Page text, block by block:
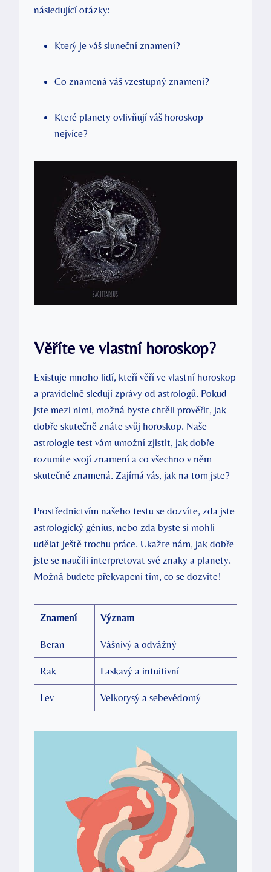
následující otázky:
Který je váš sluneční‌ znamení?
Co ⁢znamená váš vzestupný⁤ znamení?
Které planety ovlivňují váš horoskop
nejvíce?
Věříte ve⁢ vlastní horoskop?
Existuje mnoho lidí, kteří věří ve vlastní horoskop
a pravidelně ⁣sledují zprávy od astrologů. Pokud
jste mezi nimi, možná byste chtěli prověřit, jak
dobře skutečně znáte svůj horoskop. Naše
astrologie test vám umožní zjistit, jak dobře
rozumíte svojí znamení a co všechno v ‌něm
skutečně znamená. Zajímá vás, jak na tom jste?
Prostřednictvím našeho ‌testu se ‍dozvíte, zda jste
astrologický génius, nebo zda ⁣byste si mohli
udělat ještě trochu ‍práce.⁣ Ukažte nám, jak dobře
jste se⁢ naučili ⁣interpretovat své znaky a planety.
Možná budete překvapeni tím, co se ‌dozvíte!
Znamení Význam
Beran Vášnivý a odvážný
Rak Laskavý a intuitivní
Lev Velkorysý a sebevědomý